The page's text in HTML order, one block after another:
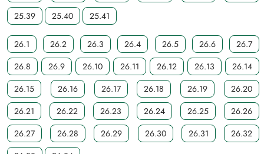
25.39
25.40 25.41
26.1 26.2 26.3 26.4 26.5 26.6
26.7
26.8
26.9 26.10 26.11 26.12 26.13
26.14
26.15
26.16 26.17 26.18 26.19
26.20
26.21
26.22 26.23 26.24 26.25
26.26
26.27
26.28 26.29 26.30 26.31
26.32